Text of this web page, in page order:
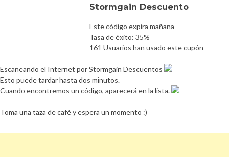
Stormgain Descuento
Este código expira mañana
Tasa de éxito: 35%
161 Usuarios han usado este cupón
Escaneando el Internet por Stormgain Descuentos
Esto puede tardar hasta dos minutos.
Cuando encontremos un código, aparecerá en la lista.
Toma una taza de café y espera un momento :)